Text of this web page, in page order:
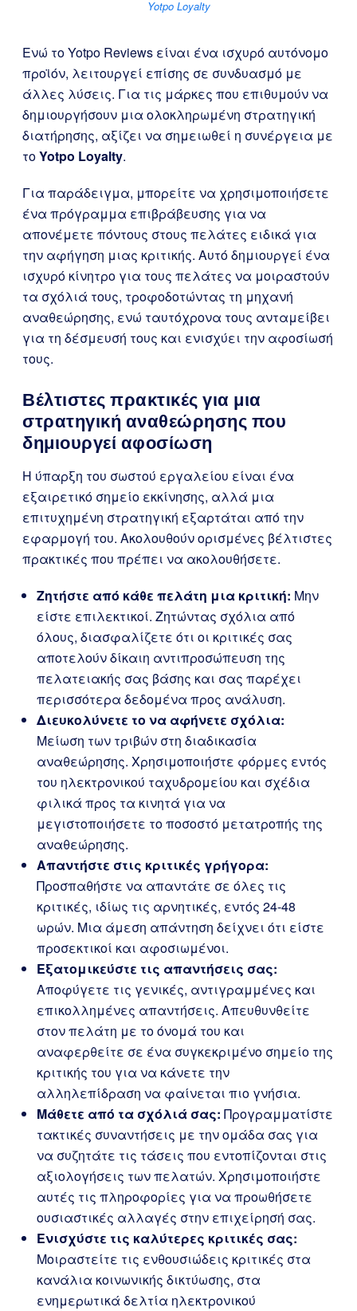
Yotpo Loyalty
Ενώ το Yotpo Reviews είναι ένα ισχυρό αυτόνομο
προϊόν, λειτουργεί επίσης σε συνδυασμό με
άλλες λύσεις. Για τις μάρκες που επιθυμούν να
δημιουργήσουν μια ολοκληρωμένη στρατηγική
διατήρησης, αξίζει να σημειωθεί η συνέργεια με
τοYotpo Loyalty.
Για παράδειγμα, μπορείτε να χρησιμοποιήσετε
ένα πρόγραμμα επιβράβευσης για να
απονέμετε πόντους στους πελάτες ειδικά για
την αφήγηση μιας κριτικής. Αυτό δημιουργεί ένα
ισχυρό κίνητρο για τους πελάτες να μοιραστούν
τα σχόλιά τους, τροφοδοτώντας τη μηχανή
αναθεώρησης, ενώ ταυτόχρονα τους ανταμείβει
για τη δέσμευσή τους και ενισχύει την αφοσίωσή
τους.
Βέλτιστες πρακτικές για μια
στρατηγική αναθεώρησης που
δημιουργεί αφοσίωση
Η ύπαρξη του σωστού εργαλείου είναι ένα
εξαιρετικό σημείο εκκίνησης, αλλά μια
επιτυχημένη στρατηγική εξαρτάται από την
εφαρμογή του. Ακολουθούν ορισμένες βέλτιστες
πρακτικές που πρέπει να ακολουθήσετε.
Ζητήστε από κάθε πελάτη μια κριτική: Μην
είστε επιλεκτικοί. Ζητώντας σχόλια από
όλους, διασφαλίζετε ότι οι κριτικές σας
αποτελούν δίκαιη αντιπροσώπευση της
πελατειακής σας βάσης και σας παρέχει
περισσότερα δεδομένα προς ανάλυση.
Διευκολύνετε το να αφήνετε σχόλια:
Μείωση των τριβών στη διαδικασία
αναθεώρησης. Χρησιμοποιήστε φόρμες εντός
του ηλεκτρονικού ταχυδρομείου και σχέδια
φιλικά προς τα κινητά για να
μεγιστοποιήσετε το ποσοστό μετατροπής της
αναθεώρησης.
Απαντήστε στις κριτικές γρήγορα:
Προσπαθήστε να απαντάτε σε όλες τις
κριτικές, ιδίως τις αρνητικές, εντός 24-48
ωρών. Μια άμεση απάντηση δείχνει ότι είστε
προσεκτικοί και αφοσιωμένοι.
Εξατομικεύστε τις απαντήσεις σας:
Αποφύγετε τις γενικές, αντιγραμμένες και
επικολλημένες απαντήσεις. Απευθυνθείτε
στον πελάτη με το όνομά του και
αναφερθείτε σε ένα συγκεκριμένο σημείο της
κριτικής του για να κάνετε την
αλληλεπίδραση να φαίνεται πιο γνήσια.
Μάθετε από τα σχόλιά σας: Προγραμματίστε
τακτικές συναντήσεις με την ομάδα σας για
να συζητάτε τις τάσεις που εντοπίζονται στις
αξιολογήσεις των πελατών. Χρησιμοποιήστε
αυτές τις πληροφορίες για να προωθήσετε
ουσιαστικές αλλαγές στην επιχείρησή σας.
Ενισχύστε τις καλύτερες κριτικές σας:
Μοιραστείτε τις ενθουσιώδεις κριτικές στα
κανάλια κοινωνικής δικτύωσης, στα
ενημερωτικά δελτία ηλεκτρονικού